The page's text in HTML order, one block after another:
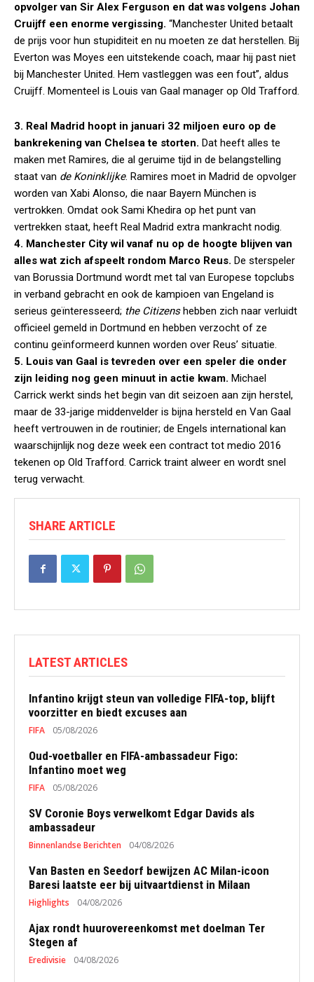
opvolger van Sir Alex Ferguson en dat was volgens Johan
Cruijff een enorme vergissing. “Manchester United betaalt
de prijs voor hun stupiditeit en nu moeten ze dat herstellen. Bij
Everton was Moyes een uitstekende coach, maar hij past niet
bij Manchester United. Hem vastleggen was een fout”, aldus
Cruijff. Momenteel is Louis van Gaal manager op Old Trafford.
3. Real Madrid hoopt in januari 32 miljoen euro op de
bankrekening van Chelsea te storten. Dat heeft alles te
maken met Ramires, die al geruime tijd in de belangstelling
staat van de Koninklijke. Ramires moet in Madrid de opvolger
worden van Xabi Alonso, die naar Bayern München is
vertrokken. Omdat ook Sami Khedira op het punt van
vertrekken staat, heeft Real Madrid extra mankracht nodig.
4. Manchester City wil vanaf nu op de hoogte blijven van
alles wat zich afspeelt rondom Marco Reus. De sterspeler
van Borussia Dortmund wordt met tal van Europese topclubs
in verband gebracht en ook de kampioen van Engeland is
serieus geïnteresseerd; the Citizenshebben zich naar verluidt
officieel gemeld in Dortmund en hebben verzocht of ze
continu geïnformeerd kunnen worden over Reus’ situatie.
5. Louis van Gaal is tevreden over een speler die onder
zijn leiding nog geen minuut in actie kwam. Michael
Carrick werkt sinds het begin van dit seizoen aan zijn herstel,
maar de 33-jarige middenvelder is bijna hersteld en Van Gaal
heeft vertrouwen in de routinier; de Engels international kan
waarschijnlijk nog deze week een contract tot medio 2016
tekenen op Old Trafford. Carrick traint alweer en wordt snel
terug verwacht.
SHARE ARTICLE
LATEST ARTICLES
Infantino krijgt steun van volledige FIFA-top, blijft
voorzitter en biedt excuses aan
FIFA 05/08/2026
Oud-voetballer en FIFA-ambassadeur Figo:
Infantino moet weg
FIFA 05/08/2026
SV Coronie Boys verwelkomt Edgar Davids als
ambassadeur
Binnenlandse Berichten 04/08/2026
Van Basten en Seedorf bewijzen AC Milan-icoon
Baresi laatste eer bij uitvaartdienst in Milaan
Highlights 04/08/2026
Ajax rondt huurovereenkomst met doelman Ter
Stegen af
Eredivisie 04/08/2026